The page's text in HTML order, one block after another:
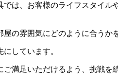
は、お客様のライフスタイル
の雰囲気にどのように合うか
しています。
満足いただけるよう、挑戦を